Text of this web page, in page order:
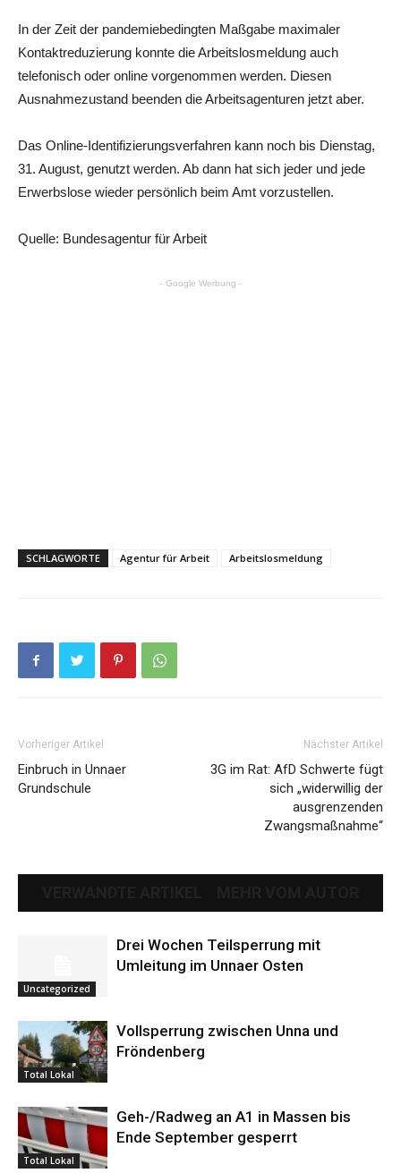
In der Zeit der pandemiebedingten Maßgabe maximaler
Kontaktreduzierung konnte die Arbeitslosmeldung auch
telefonisch oder online vorgenommen werden. Diesen
Ausnahmezustand beenden die Arbeitsagenturen jetzt aber.
Das Online-Identifizierungsverfahren kann noch bis Dienstag,
31. August, genutzt werden. Ab dann hat sich jeder und jede
Erwerbslose wieder persönlich beim Amt vorzustellen.
Quelle: Bundesagentur für Arbeit
- Google Werbung -
SCHLAGWORTE Agentur für Arbeit Arbeitslosmeldung
Vorheriger Artikel
Einbruch in Unnaer
Grundschule
Nächster Artikel
3G im Rat: AfD Schwerte fügt
sich „widerwillig der
ausgrenzenden
Zwangsmaßnahme“
Uncategorized
Drei Wochen Teilsperrung mit
Umleitung im Unnaer Osten
Total Lokal
Vollsperrung zwischen Unna und
Fröndenberg
Total Lokal
Geh-/Radweg an A1 in Massen bis
Ende September gesperrt